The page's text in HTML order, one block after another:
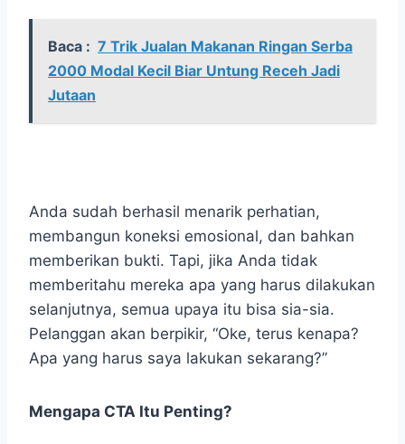
Baca : 7 Trik Jualan Makanan Ringan Serba
2000 Modal Kecil Biar Untung Receh Jadi
Jutaan
Anda sudah berhasil menarik perhatian,
membangun koneksi emosional, dan bahkan
memberikan bukti. Tapi, jika Anda tidak
memberitahu mereka apa yang harus dilakukan
selanjutnya, semua upaya itu bisa sia-sia.
Pelanggan akan berpikir, “Oke, terus kenapa?
Apa yang harus saya lakukan sekarang?”
Mengapa CTA Itu Penting?